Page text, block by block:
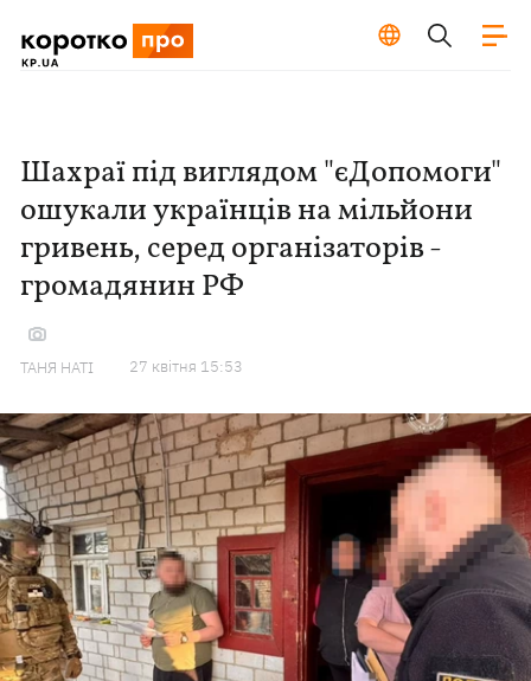
Шахраї під виглядом "єДопомоги"
ошукали українців на мільйони
гривень, серед організаторів -
громадянин РФ
ТАНЯ НАТІ 27 квiтня 15:53